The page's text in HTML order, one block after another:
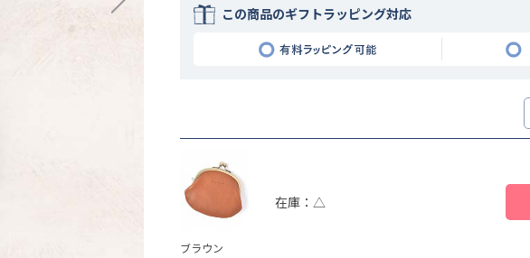
この商品のギフトラッピング対応
ブラウン
在庫：△